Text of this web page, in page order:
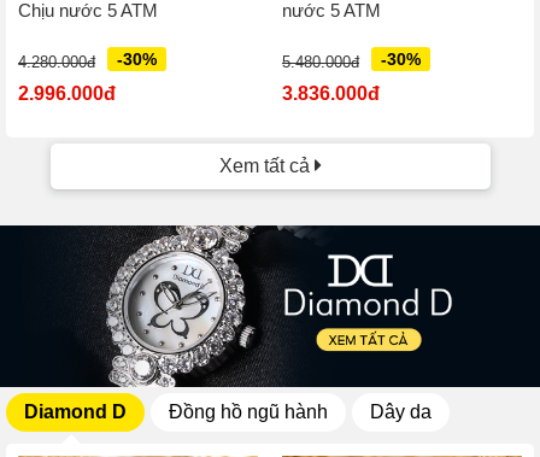
Chịu nước 5 ATM
4.280.000đ -30%
2.996.000đ
nước 5 ATM
5.480.000đ -30%
3.836.000đ
Xem tất cả
Diamond D Đồng hồ ngũ hành Dây da